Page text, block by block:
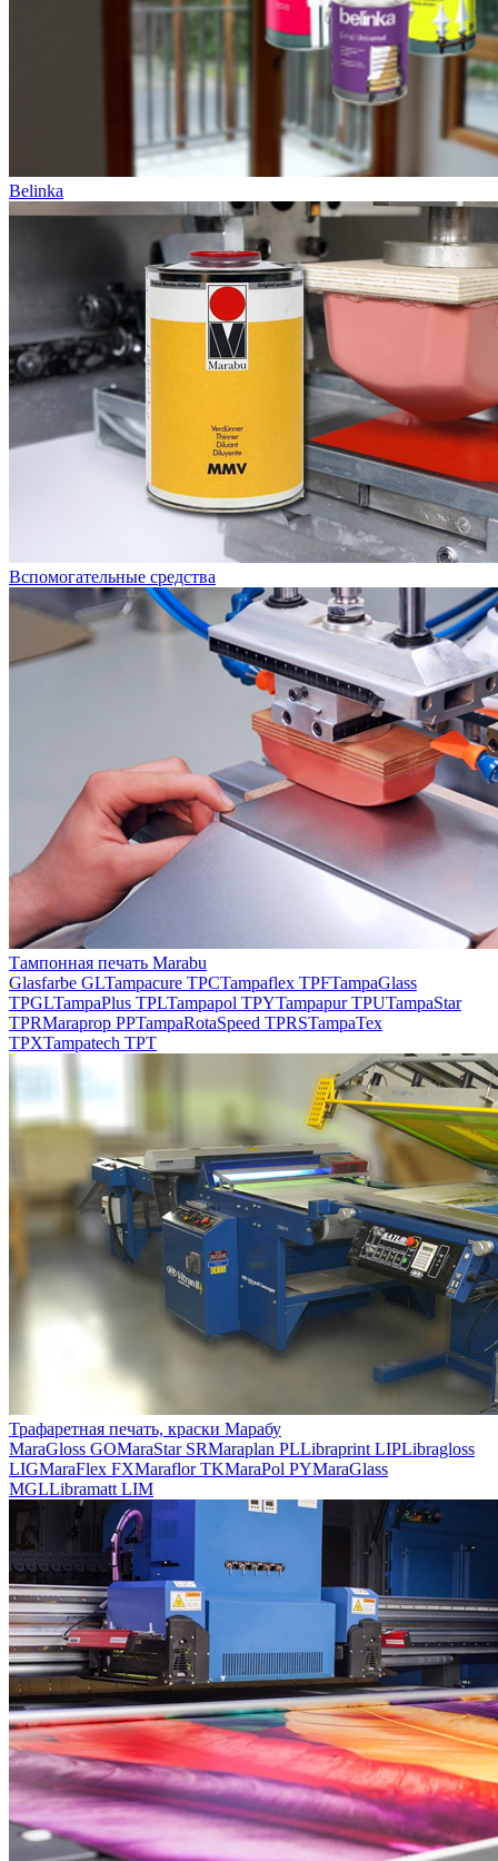
Belinka
Вспомогательные средства
Тампонная печать Marabu
Glasfarbe GLTampacure TPCTampaflex TPFTampaGlass
TPGLTampaPlus TPLTampapol TPYTampapur TPUTampaStar
TPRMaraprop PPTampaRotaSpeed TPRSTampaTex
TPXTampatech TPT
Трафаретная печать, краски Марабу
MaraGloss GOMaraStar SRMaraplan PLLibraprint LIPLibragloss
LIGMaraFlex FXMaraflor TKMaraPol PYMaraGlass
MGLLibramatt LIM